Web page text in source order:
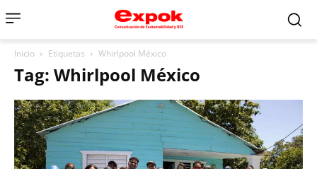
Inicio Etiquetas Whirlpool México
Tag: Whirlpool México